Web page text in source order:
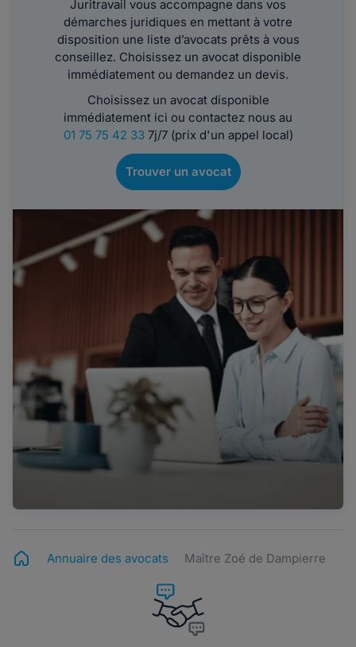
Juritravail vous accompagne dans vos
démarches juridiques en mettant à votre
disposition une liste d’avocats prêts à vous
conseillez. Choisissez un avocat disponible
immédiatement ou demandez un devis.
Choisissez un avocat disponible
immédiatement ici ou contactez nous au
01 75 75 42 337j/7 (prix d'un appel local)
Trouver un avocat
Annuaire des avocats Maître Zoé de Dampierre